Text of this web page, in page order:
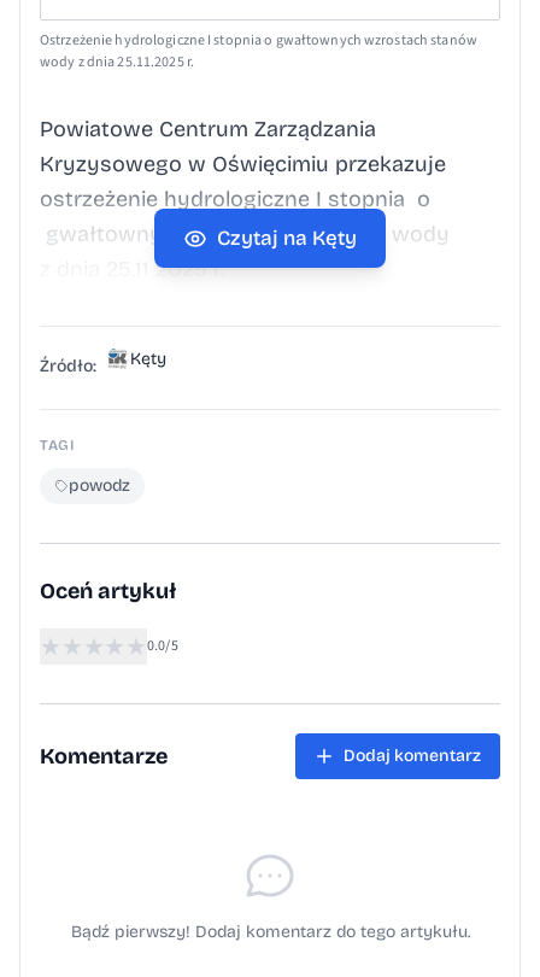
Ostrzeżenie hydrologiczne I stopnia o gwałtownych wzrostach stanów
wody z dnia 25.11.2025 r.
Powiatowe Centrum Zarządzania
Kryzysowego w Oświęcimiu przekazuje
ostrzeżenie hydrologiczne I stopnia o
gwałtownych wzrostach stanów wody
z dnia 25.11 2025 r.
Czytaj na Kęty
Źródło: Kęty
TAGI
powodz
Oceń artykuł
★ ★ ★★ ★0.0/5
Komentarze Dodaj komentarz
Bądź pierwszy! Dodaj komentarz do tego artykułu.